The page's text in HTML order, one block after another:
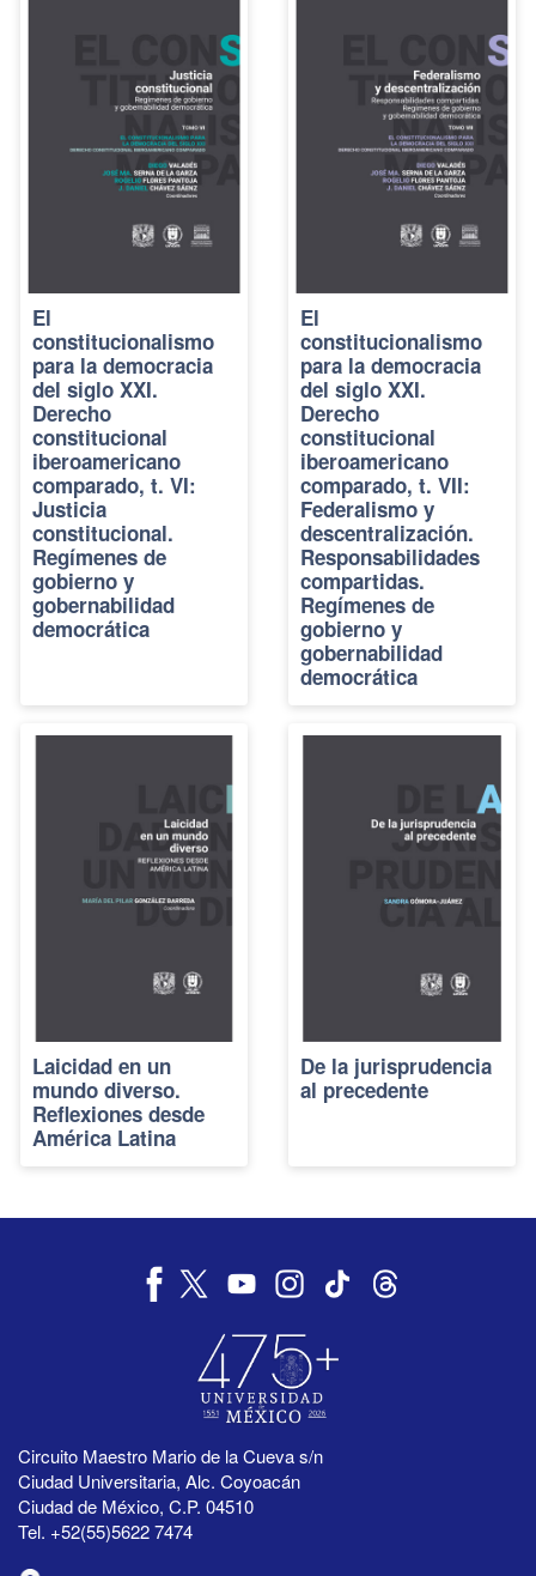
El
constitucionalismo
para la democracia
del siglo XXI.
Derecho
constitucional
iberoamericano
comparado, t. VI:
Justicia
constitucional.
Regímenes de
gobierno y
gobernabilidad
democrática
El
constitucionalismo
para la democracia
del siglo XXI.
Derecho
constitucional
iberoamericano
comparado, t. VII:
Federalismo y
descentralización.
Responsabilidades
compartidas.
Regímenes de
gobierno y
gobernabilidad
democrática
Laicidad en un
mundo diverso.
Reflexiones desde
América Latina
De la jurisprudencia
al precedente
Circuito Maestro Mario de la Cueva s/n
Ciudad Universitaria, Alc. Coyoacán
Ciudad de México, C.P. 04510
Tel. +52(55)5622 7474